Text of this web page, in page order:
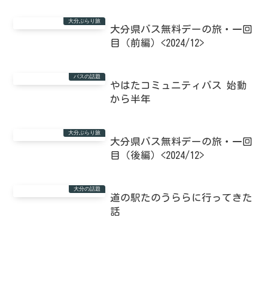
大分ぶらり旅
大分県バス無料デーの旅・一回
目（前編）<2024/12>
バスの話題
やはたコミュニティバス 始動
から半年
大分ぶらり旅
大分県バス無料デーの旅・一回
目（後編）<2024/12>
大分の話題
道の駅たのうららに行ってきた
話